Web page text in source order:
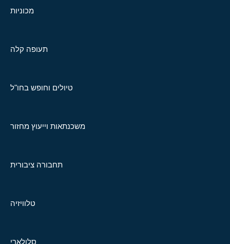
מכוניות
תעופה קלה
טיולים וחופש בחו"ל
משכנתאות וייעוץ מחזור
תחבורה ציבורית
טלוויזיה
סלולארי